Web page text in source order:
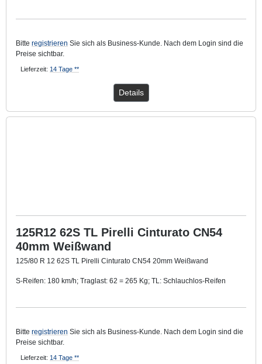
Bitte registrieren Sie sich als Business-Kunde. Nach dem Login sind die
Preise sichtbar.
Lieferzeit: 14 Tage **
Details
125R12 62S TL Pirelli Cinturato CN54
40mm Weißwand
125/80 R 12 62S TL Pirelli Cinturato CN54 20mm Weißwand
S-Reifen: 180 km/h; Traglast: 62 = 265 Kg; TL: Schlauchlos-Reifen
Bitte registrieren Sie sich als Business-Kunde. Nach dem Login sind die
Preise sichtbar.
Lieferzeit: 14 Tage **